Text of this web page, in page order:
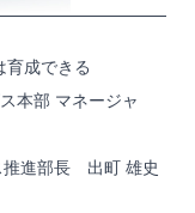
育成できる
本部 マネージャ
推進部長 出町 雄史